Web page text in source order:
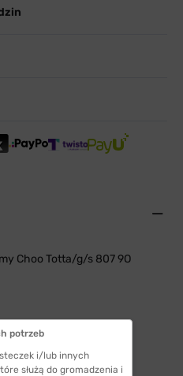
Choo Totta/g/s 807 9O
potrzeb
i/lub innych
służą do gromadzenia i